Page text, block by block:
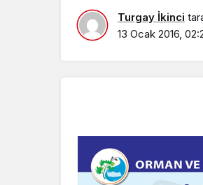
Turgay İkinci
13 Ocak 2016,